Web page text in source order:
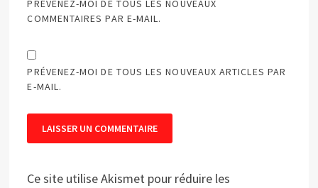
PRÉVENEZ-MOI DE TOUS LES NOUVEAUX
COMMENTAIRES PAR E-MAIL.
PRÉVENEZ-MOI DE TOUS LES NOUVEAUX ARTICLES PAR
E-MAIL.
Ce site utilise Akismet pour réduire les